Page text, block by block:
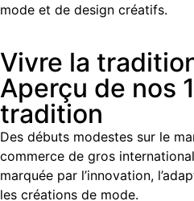
mode et de design créatifs.
Vivre la
Aperçu de nos
tradition
Des débuts modestes sur le
commerce de gros
marquée par l’innovation,
les créations de mode.